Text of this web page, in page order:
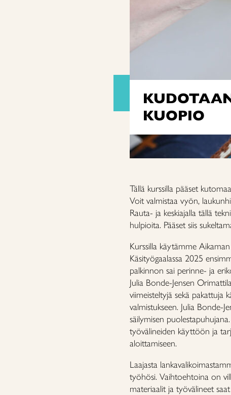
KUOPIO
Tällä kurssilla pääset
Voit valmistaa vyön,
Rauta- ja keskiajalla tällä
hulpioita. Pääset siis
Kurssilla käytämme
Käsityögaalassa 2025 e
palkinnon sai perinne- ja
Julia Bonde-Jensen
viimeisteltyjä sekä pakattuja
valmistukseen. Julia Bonde-
säilymisen
työvälineiden käyttöön ja
aloittamiseen.
Laajasta
työhösi. Vaihtoehtoina on
materiaalit ja työvälineet saat